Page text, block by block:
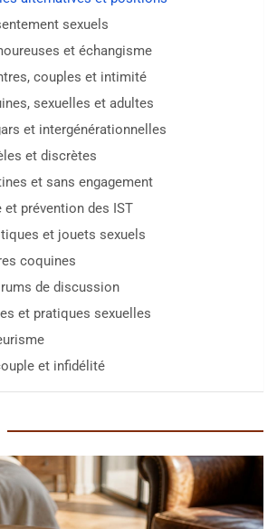
sexuels
et échangisme
couples et intimité
sexuelles et adultes
et intergénérationnelles
et discrètes
et sans engagement
prévention des IST
et jouets sexuels
coquines
de discussion
et pratiques sexuelles
et infidélité